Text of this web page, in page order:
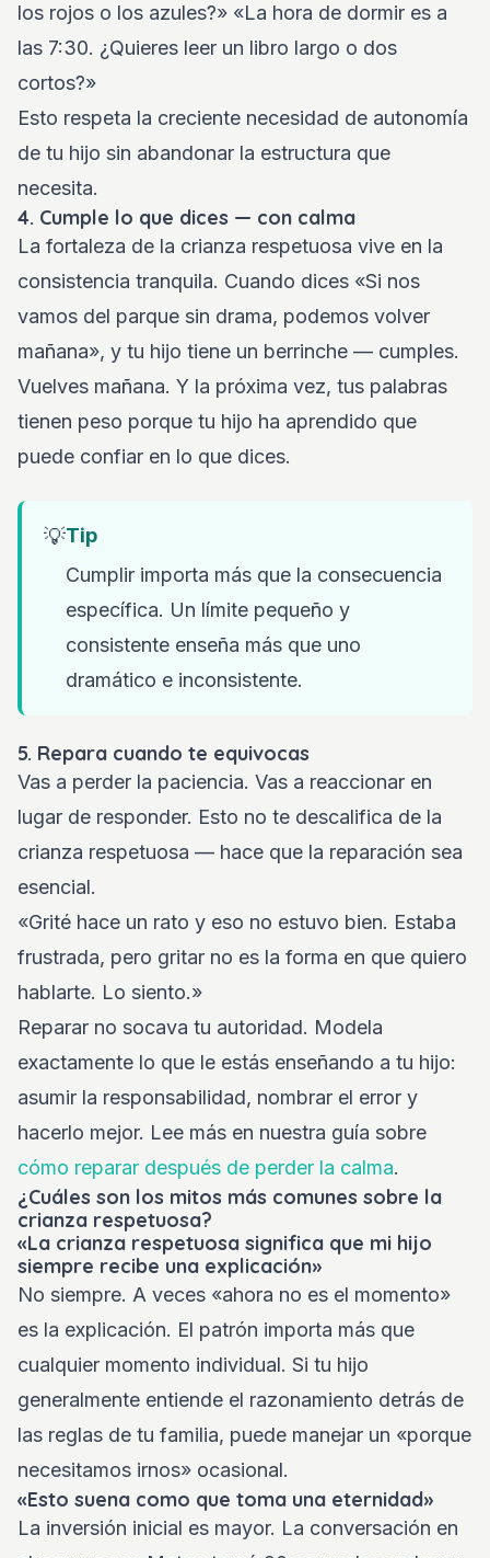
los rojos o los azules?» «La hora de dormir es a
las 7:30. ¿Quieres leer un libro largo o dos
cortos?»
Esto respeta la creciente necesidad de autonomía
de tu hijo sin abandonar la estructura que
necesita.
4. Cumple lo que dices — con calma
La fortaleza de la crianza respetuosa vive en la
consistencia tranquila. Cuando dices «Si nos
vamos del parque sin drama, podemos volver
mañana», y tu hijo tiene un berrinche — cumples.
Vuelves mañana. Y la próxima vez, tus palabras
tienen peso porque tu hijo ha aprendido que
puede confiar en lo que dices.
💡Tip
Cumplir importa más que la consecuencia
específica. Un límite pequeño y
consistente enseña más que uno
dramático e inconsistente.
5. Repara cuando te equivocas
Vas a perder la paciencia. Vas a reaccionar en
lugar de responder. Esto no te descalifica de la
crianza respetuosa — hace que la reparación sea
esencial.
«Grité hace un rato y eso no estuvo bien. Estaba
frustrada, pero gritar no es la forma en que quiero
hablarte. Lo siento.»
Reparar no socava tu autoridad. Modela
exactamente lo que le estás enseñando a tu hijo:
asumir la responsabilidad, nombrar el error y
hacerlo mejor. Lee más en nuestra guía sobre
cómo reparar después de perder la calma.
¿Cuáles son los mitos más comunes sobre la
crianza respetuosa?
«La crianza respetuosa significa que mi hijo
siempre recibe una explicación»
No siempre. A veces «ahora no es el momento»
es la explicación. El patrón importa más que
cualquier momento individual. Si tu hijo
generalmente entiende el razonamiento detrás de
las reglas de tu familia, puede manejar un «porque
necesitamos irnos» ocasional.
«Esto suena como que toma una eternidad»
La inversión inicial es mayor. La conversación en